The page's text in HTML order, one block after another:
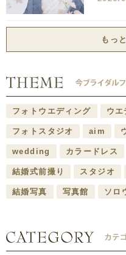
もっ
フォトウエディング ウエ
フォトスタジオ aim
wedding カラードレス
結婚式前撮り スタジオ
結婚写真 写真館 ソロ